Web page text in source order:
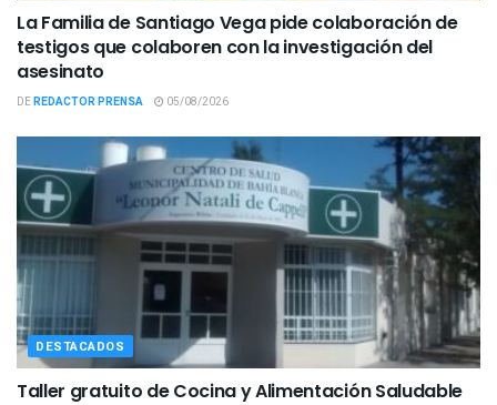
La Familia de Santiago Vega pide colaboración de
testigos que colaboren con la investigación del
asesinato
DEREDACTOR PRENSA 05/08/2026
DESTACADOS
Taller gratuito de Cocina y Alimentación Saludable